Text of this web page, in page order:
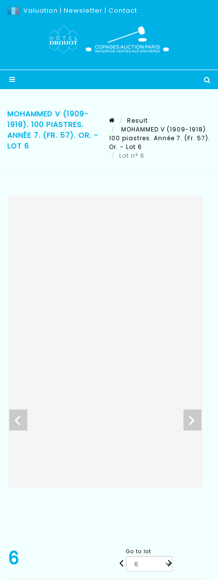
Valuation | Newsletter | Contact
MOHAMMED V (1909-
1918). 100 PIASTRES.
ANNÉE 7. (FR. 57). OR. -
LOT 6
Result
MOHAMMED V (1909-1918).
100 piastres. Année 7. (Fr. 57).
Or. - Lot 6
Lot n° 6
6 Go to lot